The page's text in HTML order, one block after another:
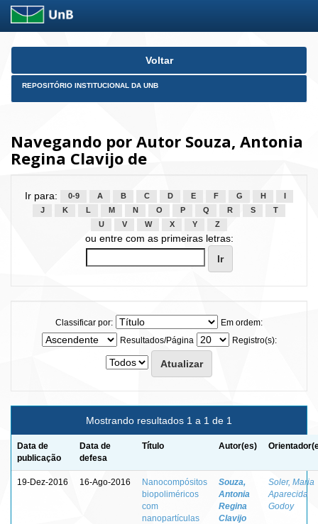
Skip
Voltar
REPOSITÓRIO INSTITUCIONAL DA UNB
Navegando por Autor Souza, Antonia
Regina Clavijo de
Ir para: 0-9 A B C D E F G H
J
K L M N O P Q R S
T
U
V W X Y Z
ou entre com as primeiras letras:
Classificar por:
Em ordem:
Resultados/Página
Registro(s):
Mostrando resultados 1 a 1 de 1
Data de
publicação
Data de
defesa
Título Autor(es)
19-Dez-2016 16-Ago-2016
Nanocompósitos
biopoliméricos
com
nanopartículas
Souza,
Antonia
Regina
Clavijo
Soler, Maria
Aparecida
Godoy